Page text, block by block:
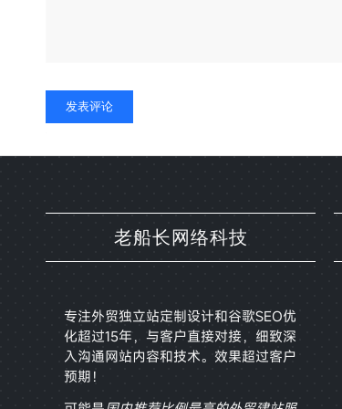
老船长网络科技
专注外贸独立站定制设计和谷歌SEO优
化超过15年，与客户直接对接， 细致深
入沟通网站内容和技术。效果超过客户
预期！